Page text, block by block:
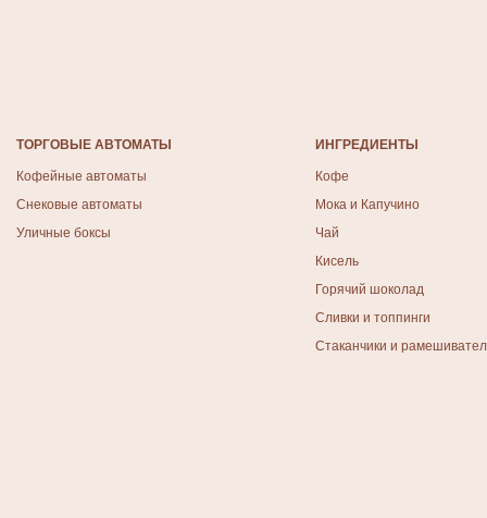
ТОРГОВЫЕ АВТОМАТЫ
Кофейные автоматы
Снековые автоматы
Уличные боксы
ИНГРЕДИЕНТЫ
Кофе
Мока и Капучино
Чай
Кисель
Горячий шоколад
Сливки и топпинги
Стаканчики и